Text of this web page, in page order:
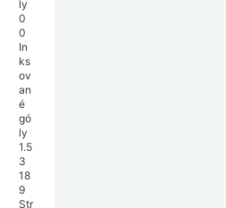
ly
0
0
In
ks
ov
an
é
gó
ly
1.5
3
18
9
Str